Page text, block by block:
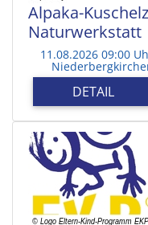
Alpaka-
Naturwerkstatt
11.08.2026 09:00
DETAIL